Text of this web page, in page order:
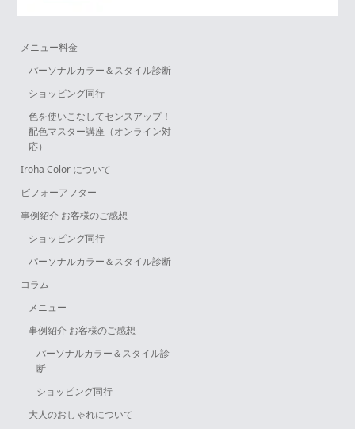
メニュー料金
パーソナルカラー＆スタイル診断
ショッピング同行
色を使いこなしてセンスアップ！
配色マスター講座（オンライン対
応）
Iroha Color について
ビフォーアフター
事例紹介 お客様のご感想
ショッピング同行
パーソナルカラー＆スタイル診断
コラム
メニュー
事例紹介 お客様のご感想
パーソナルカラー＆スタイル診
断
ショッピング同行
大人のおしゃれについて